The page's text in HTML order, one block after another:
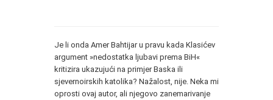
Je li onda Amer Bahtijar u pravu kada Klasićev
argument »nedostatka ljubavi prema BiH«
kritizira ukazujući na primjer Baska ili
sjevernoirskih katolika? Nažalost, nije. Neka mi
oprosti ovaj autor, ali njegovo zanemarivanje